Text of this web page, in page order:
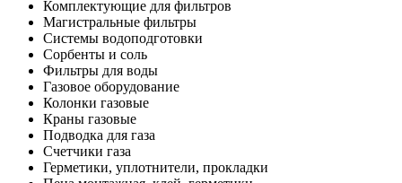
Комплектующие для фильтров
Магистральные фильтры
Системы водоподготовки
Сорбенты и соль
Фильтры для воды
Газовое оборудование
Колонки газовые
Краны газовые
Подводка для газа
Счетчики газа
Герметики, уплотнители, прокладки